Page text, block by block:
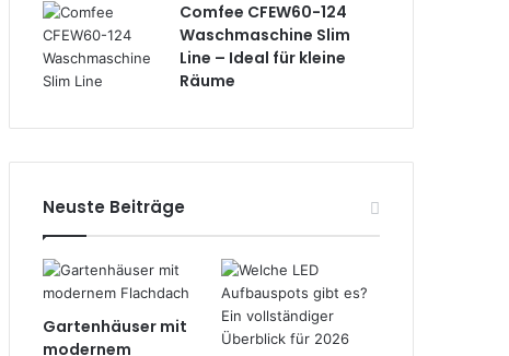
Comfee CFEW60-124
Waschmaschine Slim
Line – Ideal für kleine
Räume
Neuste Beiträge
Gartenhäuser mit
modernem